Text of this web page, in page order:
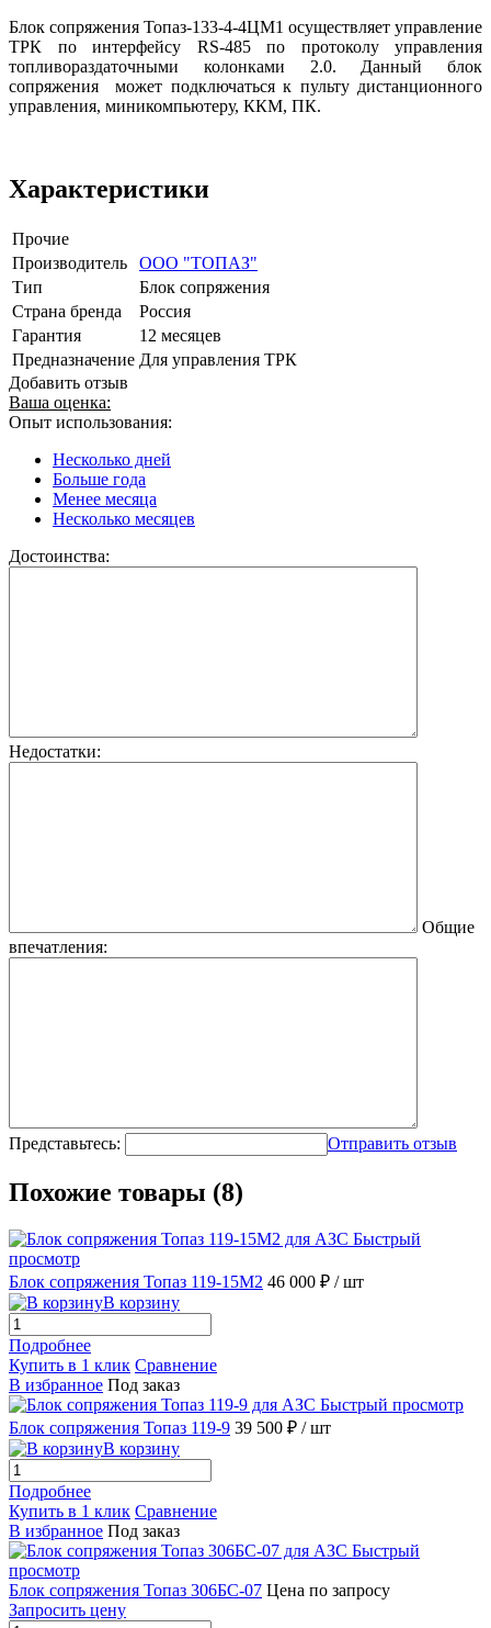
Блок сопряжения Топаз-133-4-4ЦМ1 осуществляет управление
ТРК по интерфейсу RS-485 по протоколу управления
топливораздаточными колонками 2.0. Данный блок
сопряжения может подключаться к пульту дистанционного
управления, миникомпьютеру, ККМ, ПК.
Характеристики
Прочие
Производитель
ООО "ТОПАЗ"
Тип
Блок сопряжения
Страна бренда
Россия
Гарантия
12 месяцев
Предназначение Для управления ТРК
Добавить отзыв
Ваша оценка:
Опыт использования:
Несколько дней
Больше года
Менее месяца
Несколько месяцев
Достоинства:
Недостатки:
Общие
впечатления:
Представьтесь: Отправить отзыв
Похожие товары (8)
Быстрый
просмотр
Блок сопряжения Топаз 119-15М2 46 000 ₽ / шт
В корзину
Подробнее
Купить в 1 клик Сравнение
В избранное Под заказ
Быстрый просмотр
Блок сопряжения Топаз 119-9 39 500 ₽ / шт
В корзину
Подробнее
Купить в 1 клик Сравнение
В избранное Под заказ
Быстрый
просмотр
Блок сопряжения Топаз 306БС-07 Цена по запросу
Запросить цену